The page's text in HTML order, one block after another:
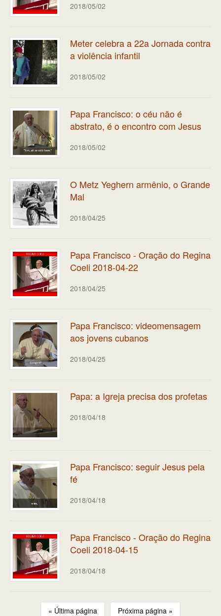
2018/05/02
Meter celebra a 22a Jornada contra
a violência infantil
2018/05/02
Papa Francisco: o céu não é
abstrato, é o encontro com Jesus
2018/05/02
O Metz Yeghern armênio, o Grande
Mal
2018/04/25
Papa Francisco - Oração do Regina
Coeli 2018-04-22
2018/04/25
Papa Francisco: videomensagem
aos jovens cubanos
2018/04/25
Papa: a Igreja precisa dos profetas
2018/04/18
Papa Francisco: seguir Jesus pela
fé
2018/04/18
Papa Francisco - Oração do Regina
Coeli 2018-04-15
2018/04/18
« Última página Próxima página »